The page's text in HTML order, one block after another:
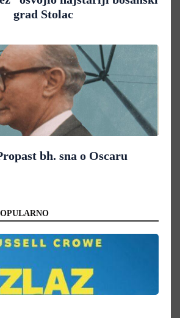
grad Stolac
bh. sna o Oscaru